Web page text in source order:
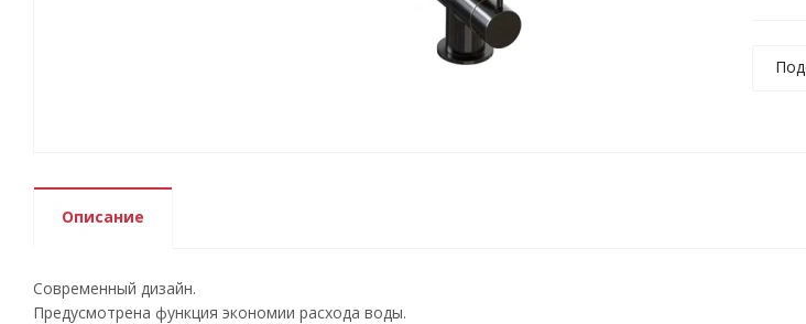
Описание
Современный дизайн.
Предусмотрена функция экономии расхода воды.